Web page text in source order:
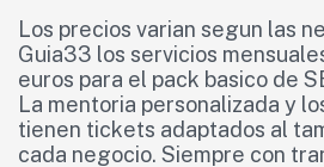
Los precios varian segun las
Guia33 los servicios
euros para el pack basico de
La mentoria personalizada y
tienen tickets adaptados al
cada negocio. Siempre con